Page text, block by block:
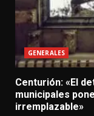
GENERALES
Centurión: «El
municipales
irremplazable»